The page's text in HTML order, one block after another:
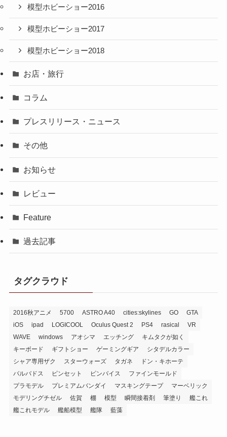
模型ホビーショー2016
模型ホビーショー2017
模型ホビーショー2018
お店・旅行
コラム
プレスリリース・ニュース
その他
お知らせ
レビュー
Feature
過去記事
タグクラウド
2016秋アニメ 5700 ASTRO A40 cities:skylines GO
GTA
iOS
ipad LOGICOOL Oculus Quest 2 PS4 rasical
VR
WAVE
windows アオシマ エッチング
キムタクが如く
キーボード
ギフトショー ゲーミングギア
シタデルカラー
シャア専用ザク
スターウォーズ タガネ
ドン・キホーテ
バルバドス
ピンセット ピンバイス
ファインモールド
プラモデル
プレミアムバンダイ マスキングテープ
マーベリック
モデリングチゼル
佐賀 棚 模型 瞬間接着剤 筆塗り
艦これ
艦これモデル
艦船模型 艦隊 藍藻